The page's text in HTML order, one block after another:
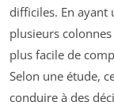
difficiles. En ayant
plusieurs
plus facile de
Selon une étude,
conduire à des